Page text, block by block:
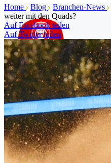
Home Blog Branchen-News
weiter mit den Quads?
Auf Facebook teilen
Auf Twitter teilen